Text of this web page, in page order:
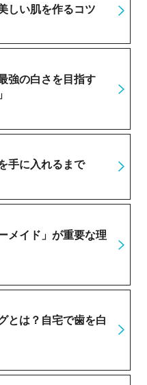
しい肌を作るコツ
強の白さを目指す
手に入れるまで
メイド」が重要な理
とは？自宅で歯を白